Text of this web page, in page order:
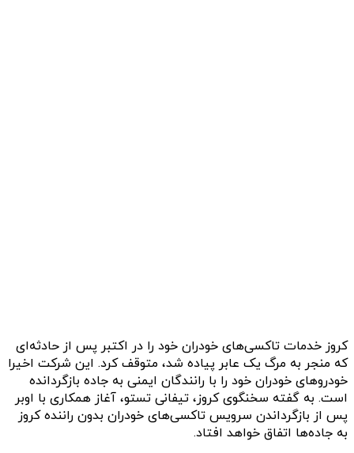
کروز خدمات تاکسی‌های خودران خود را در اکتبر پس از حادثه‌ای
که منجر به مرگ یک عابر پیاده شد، متوقف کرد. این شرکت اخیرا
خودروهای خودران خود را با رانندگان ایمنی به جاده بازگردانده
است. به گفته سخنگوی کروز، تیفانی تستو، آغاز همکاری با اوبر
پس از بازگرداندن سرویس تاکسی‌های خودران بدون راننده کروز
به جاده‌ها اتفاق خواهد افتاد.